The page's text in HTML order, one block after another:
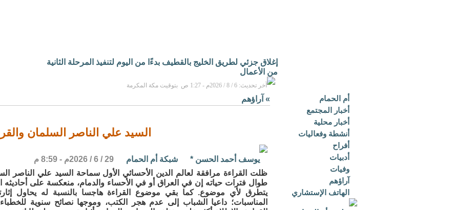
إغلاق جزئي لطريق الخليج بالقطيف بدءًا من اليوم لتنفيذ المرحلة الثانية
من الأعمال
آخر تحديث: 6 / 8 / 2026م - 1:27 ص بتوقيت مكة المكرمة
أم الحمام
أخبار المجتمع
أخبار محلية
أنشطة وفعاليات
أفراح
أدبيات
وفيات
آراؤهم
الهاتف الإستشاري
» آراؤهم
السيد علي الناصر السلمان
يوسف أحمد الحسن * شبكة أم الحمام
29 / 6 / 2026م - 8:59 م
ظلت القراءة مرافقة لعالم الدين الأحسائي الأول سماحة السيد علي الناصر
طوال فترات حياته إن في العراق أو في الأحساء والدمام، منعكسة على أحاديثه
يتطرق لأي موضوع. كما بقي موضوع القراءة هاجسا بالنسبة له يحاول
المناسبات؛ داعيا الشباب إلى عدم هجر الكتب، وموجها نصائح سنوية